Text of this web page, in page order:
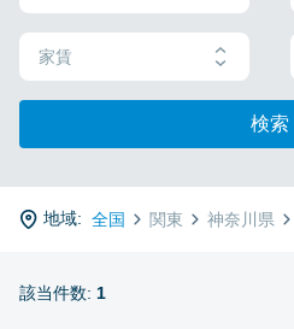
家賃
検索
地域: 全国 関東 神奈川県
該当件数: 1